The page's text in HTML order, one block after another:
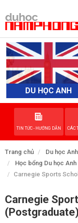
DU HỌC ANH
TIN TỨC - HƯỚNG DẪN CÁC
Trang chủ Du học Anh
Học bổng Du học
Carnegie Sports
Carnegie
(Postgraduate)
TRANG CHỦ
QUỐC GIA
EVENTS
DỊCH VỤ
VỀ NAM PHONG
LIÊN HỆ